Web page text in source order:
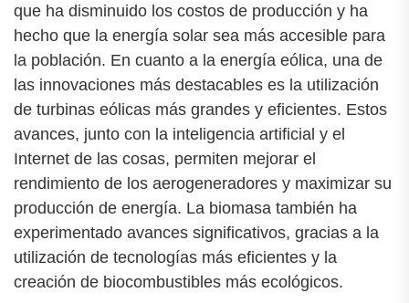
que ha disminuido los costos de producción y ha
hecho que la energía solar sea más accesible para
la población. En cuanto a la energía eólica, una de
las innovaciones más destacables es la utilización
de turbinas eólicas más grandes y eficientes. Estos
avances, junto con la inteligencia artificial y el
Internet de las cosas, permiten mejorar el
rendimiento de los aerogeneradores y maximizar su
producción de energía. La biomasa también ha
experimentado avances significativos, gracias a la
utilización de tecnologías más eficientes y la
creación de biocombustibles más ecológicos.